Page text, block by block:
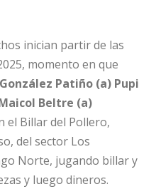
inician partir de las
momento en que
Patiño (a) Pupi
Beltre (a)
el Billar del Pollero,
del sector Los
Norte, jugando billar y
y luego dineros.